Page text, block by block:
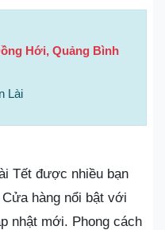
Hới, Quảng Bình
Lài
Tết được nhiều bạn
hàng nổi bật với
nhật mới. Phong cách